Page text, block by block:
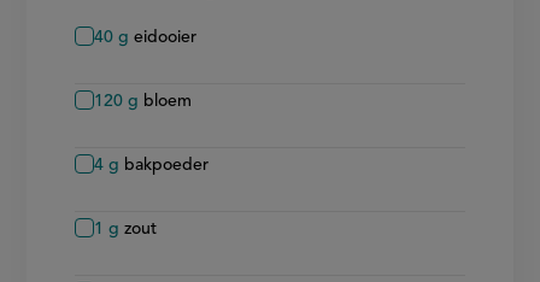
40 g eidooier
120 g bloem
4 g bakpoeder
1 g zout